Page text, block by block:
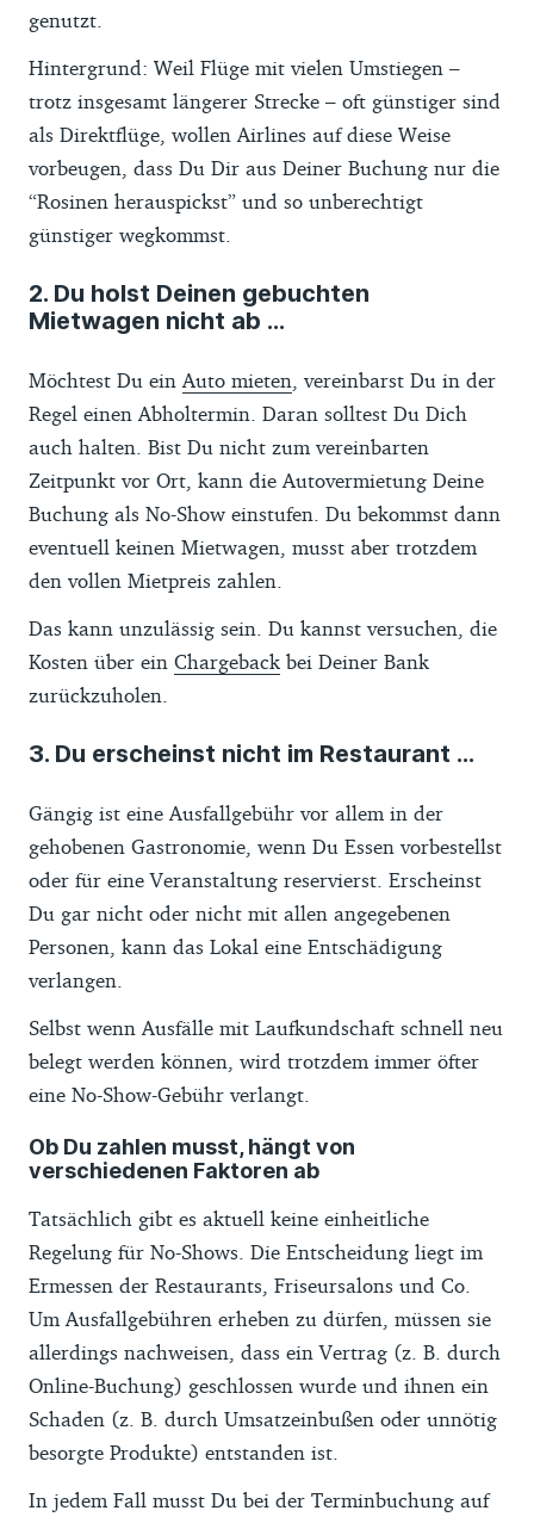
genutzt.
Hintergrund: Weil Flüge mit vielen Umstiegen –
trotz insgesamt längerer Strecke – oft günstiger sind
als Direktflüge, wollen Airlines auf diese Weise
vorbeugen, dass Du Dir aus Deiner Buchung nur die
“Rosinen herauspickst” und so unberechtigt
günstiger wegkommst.
2. Du holst Deinen gebuchten
Mietwagen nicht ab ...
Möchtest Du ein Auto mieten , vereinbarst Du in der
Regel einen Abholtermin. Daran solltest Du Dich
auch halten. Bist Du nicht zum vereinbarten
Zeitpunkt vor Ort, kann die Autovermietung Deine
Buchung als No-Show einstufen. Du bekommst dann
eventuell keinen Mietwagen, musst aber trotzdem
den vollen Mietpreis zahlen.
Das kann unzulässig sein. Du kannst versuchen, die
Kosten über ein Chargeback bei Deiner Bank
zurückzuholen.
3. Du erscheinst nicht im Restaurant ...
Gängig ist eine Ausfallgebühr vor allem in der
gehobenen Gastronomie, wenn Du Essen vorbestellst
oder für eine Veranstaltung reservierst. Erscheinst
Du gar nicht oder nicht mit allen angegebenen
Personen, kann das Lokal eine Entschädigung
verlangen.
Selbst wenn Ausfälle mit Laufkundschaft schnell neu
belegt werden können, wird trotzdem immer öfter
eine No-Show-Gebühr verlangt.
Ob Du zahlen musst, hängt von
verschiedenen Faktoren ab
Tatsächlich gibt es aktuell keine einheitliche
Regelung für No-Shows. Die Entscheidung liegt im
Ermessen der Restaurants, Friseursalons und Co.
Um Ausfallgebühren erheben zu dürfen, müssen sie
allerdings nachweisen, dass ein Vertrag (z. B. durch
Online-Buchung) geschlossen wurde und ihnen ein
Schaden (z. B. durch Umsatzeinbußen oder unnötig
besorgte Produkte) entstanden ist.
In jedem Fall musst Du bei der Terminbuchung auf